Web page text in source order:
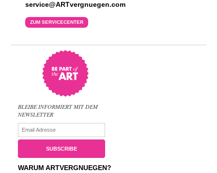
service@ARTvergnuegen.com
ZUM SERVICECENTER
BLEIBE INFORMIERT MIT DEM
NEWSLETTER
WARUM ARTVERGNUEGEN?